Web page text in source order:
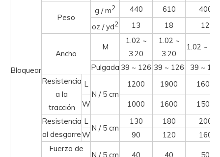
Bloquear
Peso
g / m2 440 610
400
oz / yd2 13 18 12
Ancho
M
1.02 ~
3.20
1.02 ~
3.20
1.02 ~
Pulgada 39 ~ 126 39 ~ 126
39 ~ 196
Resistencia
a la
tracción
L
N / 5 cm
1200 1900 1600
W 1000 1600
1500
Resistencia
al desgarre
L
N / 5 cm
130 180
200
W
90 120
160
Fuerza de
N / 5 cm 40 40 50